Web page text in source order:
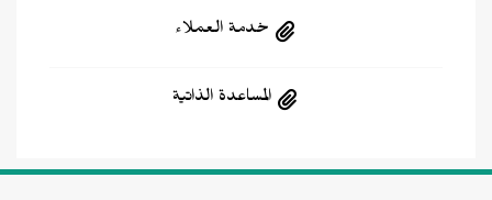
خدمة العملاء
المساعدة الذاتية